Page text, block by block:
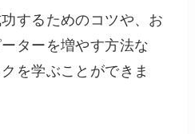
するためのコツや、お
ターを増やす方法な
を学ぶことができま